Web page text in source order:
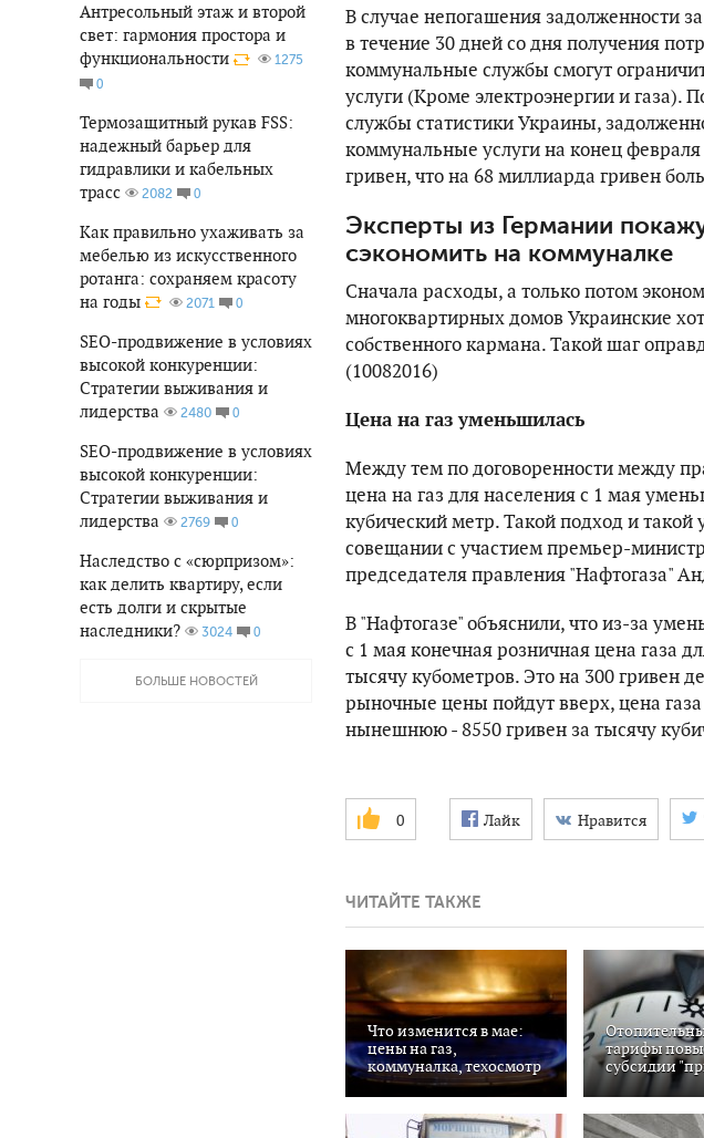
Антресольный этаж и второй
свет: гармония простора и
функциональности
1275
0
Термозащитный рукав FSS:
надежный барьер для
гидравлики и кабельных
трасс
2082 0
Как правильно ухаживать за
мебелью из искусственного
ротанга: сохраняем красоту
на годы
2071 0
SEO-продвижение в условиях
высокой конкуренции:
Стратегии выживания и
лидерства
2480 0
SEO-продвижение в условиях
высокой конкуренции:
Стратегии выживания и
лидерства
2769 0
Наследство с «сюрпризом»:
как делить квартиру, если
есть долги и скрытые
наследники?
3024 0
БОЛЬШЕ НОВОСТЕЙ
В случае непогашения задолженности
в течение 30 дней со дня получения
коммунальные службы смогут
услуги (Кроме электроэнергии и газа).
службы статистики Украины,
коммунальные услуги на конец
гривен, что на 68 миллиарда гривен
Эксперты из Германии
сэкономить на коммуналке
Сначала расходы, а только потом
многоквартирных домов Украинские
собственного кармана. Такой шаг
(10082016)
Цена на газ уменьшилась
Между тем по договоренности между
цена на газ для населения с 1 мая
кубический метр. Такой подход и
совещании с участием премьер-
председателя правления "Нафтогаза"
В "Нафтогазе" объяснили, что из-за
с 1 мая конечная розничная цена газа
тысячу кубометров. Это на 300 гривен
рыночные цены пойдут вверх, цена
нынешнюю - 8550 гривен за тысячу
0 Лайк Нравится
ЧИТАЙТЕ ТАКЖЕ
Что изменится в мае:
цены на газ,
коммуналка, техосмотр
тарифы
субсидии